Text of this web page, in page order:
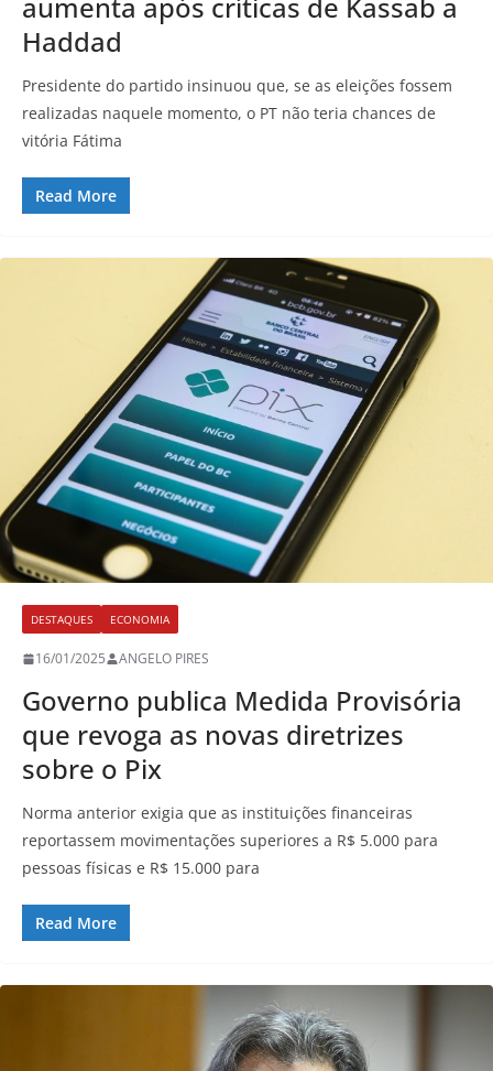
aumenta após críticas de Kassab a
Haddad
Presidente do partido insinuou que, se as eleições fossem
realizadas naquele momento, o PT não teria chances de
vitória Fátima
Read More
DESTAQUES ECONOMIA
16/01/2025 ANGELO PIRES
Governo publica Medida Provisória
que revoga as novas diretrizes
sobre o Pix
Norma anterior exigia que as instituições financeiras
reportassem movimentações superiores a R$ 5.000 para
pessoas físicas e R$ 15.000 para
Read More